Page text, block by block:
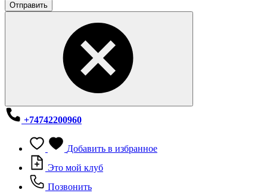
Отправить
+74742200960
Добавить в избранное
Это мой клуб
Позвонить